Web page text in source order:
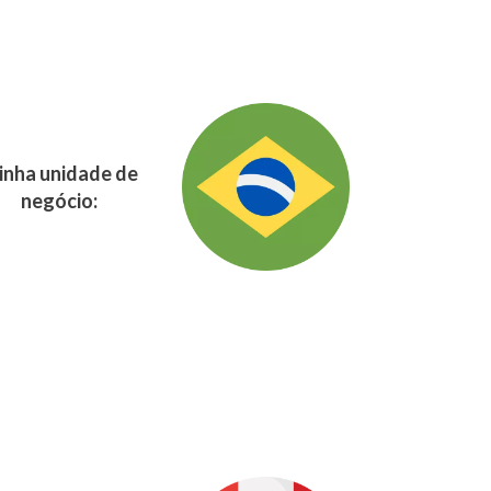
unidade de
negócio: